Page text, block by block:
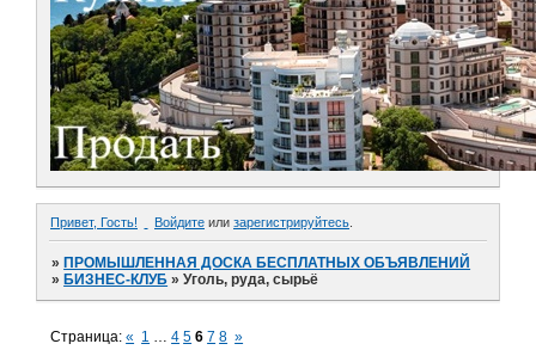
Привет, Гость! Войдите или зарегистрируйтесь
»ПРОМЫШЛЕННАЯ ДОСКА БЕСПЛАТНЫХ ОБЪЯВЛЕНИЙ
»БИЗНЕС-КЛУБ »Уголь, руда, сырьё
Страница:« 1 … 4 5 6 7 8 »